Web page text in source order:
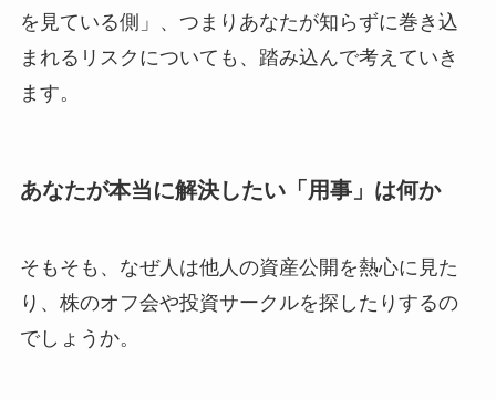
を見ている側」、つまりあなたが知らずに巻き込
まれるリスクについても、踏み込んで考えていき
ます。
あなたが本当に解決したい「用事」は何か
そもそも、なぜ人は他人の資産公開を熱心に見た
り、株のオフ会や投資サークルを探したりするの
でしょうか。